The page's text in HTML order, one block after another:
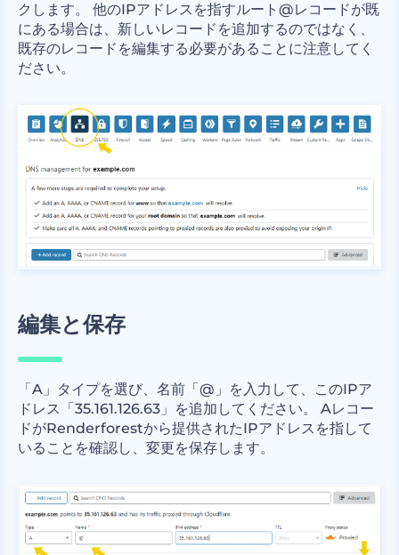
クします。 他のIPアドレスを指すルート@レコードが既
にある場合は、新しいレコードを追加するのではなく、
既存のレコードを編集する必要があることに注意してく
ださい。
編集と保存
「A」タイプを選び、名前「@」を入力して、このIPア
ドレス「35.161.126.63」を追加してください。 Aレコー
ドがRenderforestから提供されたIPアドレスを指して
いることを確認し、変更を保存します。